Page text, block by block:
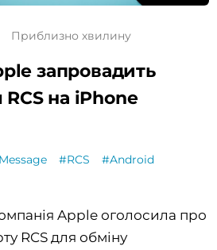
Приблизно хвилину
запровадить
на iPhone
#RCS
#Android
Apple оголосила про
RCS для обміну